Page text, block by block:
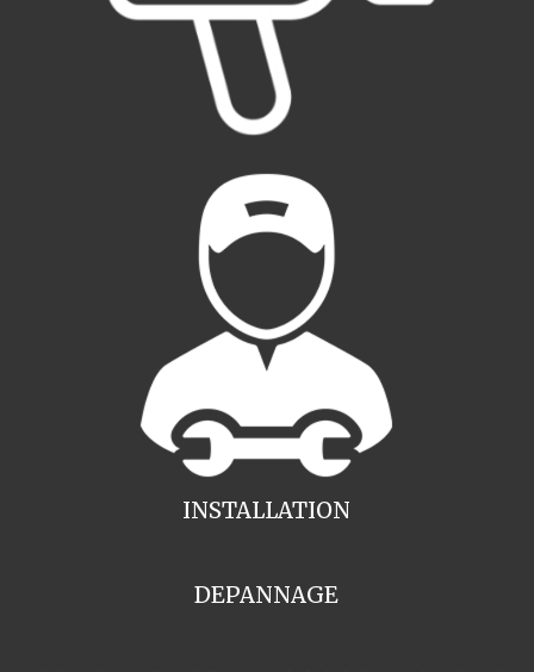
INSTALLATION
DEPANNAGE